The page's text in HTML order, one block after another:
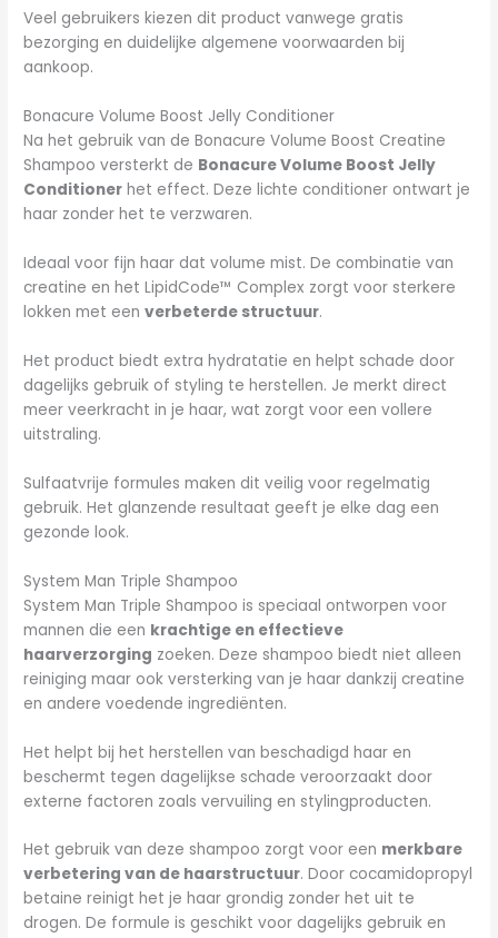
Veel gebruikers kiezen dit product vanwege gratis
bezorging en duidelijke algemene voorwaarden bij
aankoop.
Bonacure Volume Boost Jelly Conditioner
Na het gebruik van de Bonacure Volume Boost Creatine
Shampoo versterkt de Bonacure Volume Boost Jelly
Conditioner het effect. Deze lichte conditioner ontwart je
haar zonder het te verzwaren.
Ideaal voor fijn haar dat volume mist. De combinatie van
creatine en het LipidCode™ Complex zorgt voor sterkere
lokken met eenverbeterde structuur.
Het product biedt extra hydratatie en helpt schade door
dagelijks gebruik of styling te herstellen. Je merkt direct
meer veerkracht in je haar, wat zorgt voor een vollere
uitstraling.
Sulfaatvrije formules maken dit veilig voor regelmatig
gebruik. Het glanzende resultaat geeft je elke dag een
gezonde look.
System Man Triple Shampoo
System Man Triple Shampoo is speciaal ontworpen voor
mannen die een krachtige en effectieve
haarverzorging zoeken. Deze shampoo biedt niet alleen
reiniging maar ook versterking van je haar dankzij creatine
en andere voedende ingrediënten.
Het helpt bij het herstellen van beschadigd haar en
beschermt tegen dagelijkse schade veroorzaakt door
externe factoren zoals vervuiling en stylingproducten.
Het gebruik van deze shampoo zorgt voor een merkbare
verbetering van de haarstructuur. Door cocamidopropyl
betaine reinigt het je haar grondig zonder het uit te
drogen. De formule is geschikt voor dagelijks gebruik en